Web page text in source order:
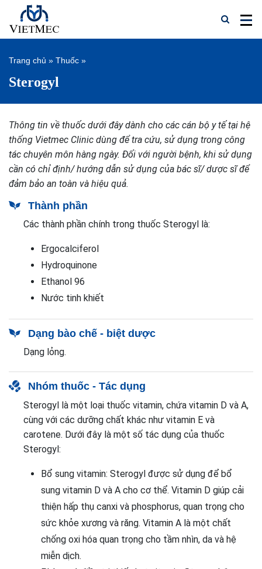
Trang chủ » Thuốc »
Sterogyl
Thông tin về thuốc dưới đây dành cho các cán bộ y tế tại hệ
thống Vietmec Clinic dùng để tra cứu, sử dụng trong công
tác chuyên môn hàng ngày. Đối với người bệnh, khi sử dụng
cần có chỉ định/ hướng dẫn sử dụng của bác sĩ/ dược sĩ để
đảm bảo an toàn và hiệu quả.
Thành phần
Các thành phần chính trong thuốc Sterogyl là:
Ergocalciferol
Hydroquinone
Ethanol 96
Nước tinh khiết
Dạng bào chế - biệt dược
Dạng lỏng.
Nhóm thuốc - Tác dụng
Sterogyl là một loại thuốc vitamin, chứa vitamin D và A,
cùng với các dưỡng chất khác như vitamin E và
carotene. Dưới đây là một số tác dụng của thuốc
Sterogyl:
Bổ sung vitamin: Sterogyl được sử dụng để bổ
sung vitamin D và A cho cơ thể. Vitamin D giúp cải
thiện hấp thụ canxi và phosphorus, quan trọng cho
sức khỏe xương và răng. Vitamin A là một chất
chống oxi hóa quan trọng cho tầm nhìn, da và hệ
miễn dịch.